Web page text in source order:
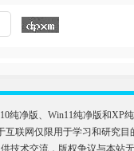
纯净版、Win11纯净版和
联网仅限用于学习和研究
技术交流，版权争议与本站